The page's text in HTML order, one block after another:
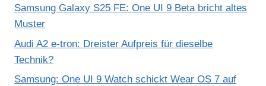
Samsung Galaxy S25 FE: One UI 9 Beta bricht altes
Muster
Audi A2 e-tron: Dreister Aufpreis für dieselbe
Technik?
Samsung: One UI 9 Watch schickt Wear OS 7 auf